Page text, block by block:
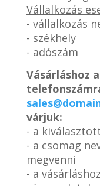
Vállalkozás
- vállalkozás
- székhely
- adószám
Vásárláshoz a
várjuk:
- a
- a csomag
megvenni
- a